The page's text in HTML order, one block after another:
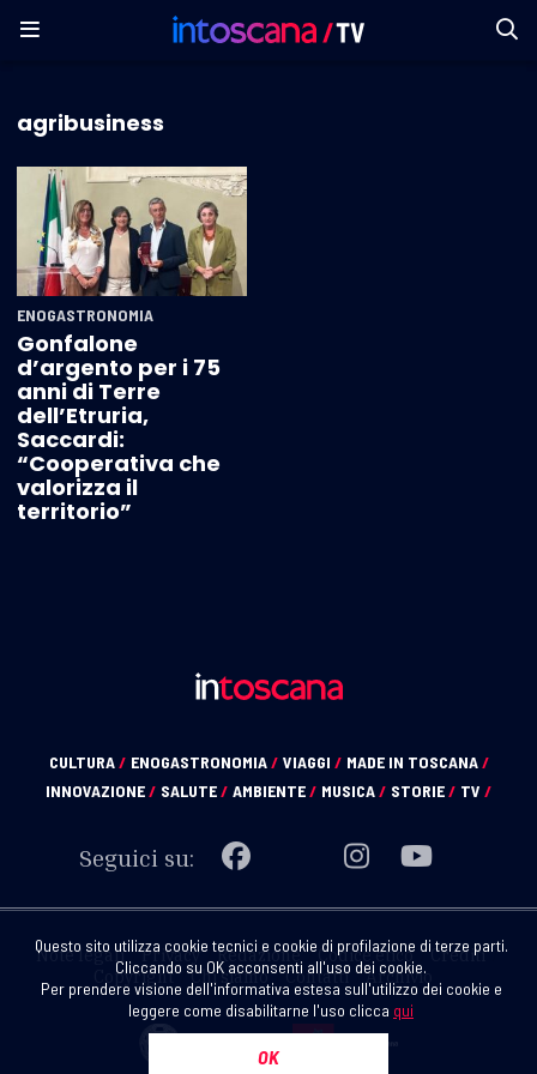
agribusiness
ENOGASTRONOMIA
Gonfalone
d’argento per i 75
anni di Terre
dell’Etruria,
Saccardi:
“Cooperativa che
valorizza il
territorio”
CULTURA/ ENOGASTRONOMIA/ VIAGGI / MADE IN TOSCANA/
INNOVAZIONE/ SALUTE/ AMBIENTE/ MUSICA/ STORIE/ TV /
Seguici su:
Note legali Privacy Redazione Codice etico
Crediti
Copyright
Chi siamo Contatti Archivio
Questo sito utilizza cookie tecnici e cookie di profilazione di terze parti.
Cliccando su OK acconsenti all'uso dei cookie.
Per prendere visione dell'informativa estesa sull'utilizzo dei cookie e
leggere come disabilitarne l'uso clicca qui
OK